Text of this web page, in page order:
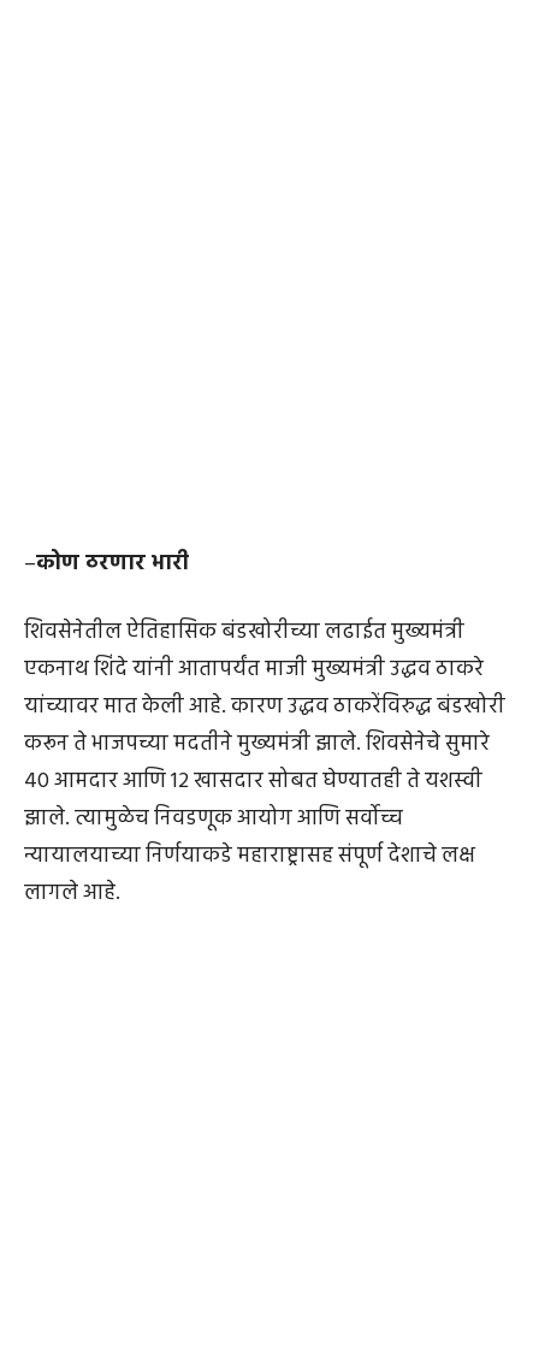
–कोण ठरणार भारी
शिवसेनेतील ऐतिहासिक बंडखोरीच्या लढाईत मुख्यमंत्री
एकनाथ शिंदे यांनी आतापर्यंत माजी मुख्यमंत्री उद्धव ठाकरे
यांच्यावर मात केली आहे. कारण उद्धव ठाकरेंविरुद्ध बंडखोरी
करून ते भाजपच्या मदतीने मुख्यमंत्री झाले. शिवसेनेचे सुमारे
40 आमदार आणि 12 खासदार सोबत घेण्यातही ते यशस्वी
झाले. त्यामुळेच निवडणूक आयोग आणि सर्वोच्च
न्यायालयाच्या निर्णयाकडे महाराष्ट्रासह संपूर्ण देशाचे लक्ष
लागले आहे.